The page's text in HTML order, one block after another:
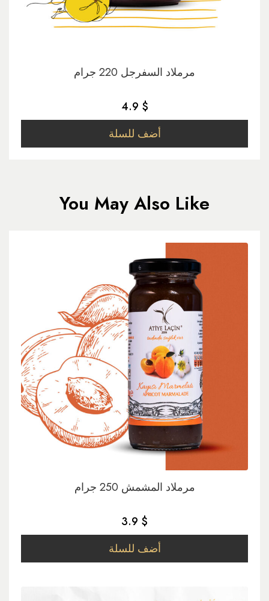
مرملاد السفرجل 220 جرام
4.9 $
أضف للسلة
You May Also Like
مرملاد المشمش 250 جرام
3.9 $
أضف للسلة